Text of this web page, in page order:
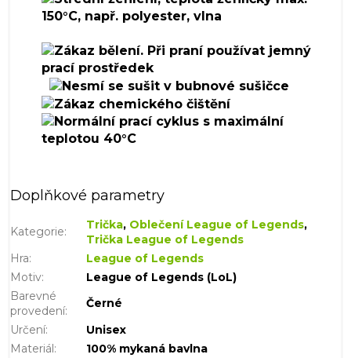
Doplňkové parametry
Kategorie: Trička, Oblečení League of Legends,
Trička League of Legends
Hra:
League of Legends
Motiv:
League of Legends (LoL)
Barevné
provedení:
Černé
Určení:
Unisex
Materiál:
100% mykaná bavlna